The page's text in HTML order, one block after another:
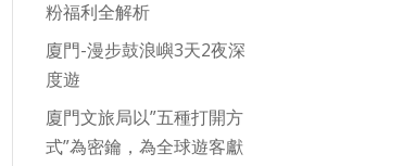
粉福利全解析
廈門-漫步鼓浪嶼3天2夜深
度遊
廈門文旅局以”五種打開方
式”為密鑰，為全球遊客獻